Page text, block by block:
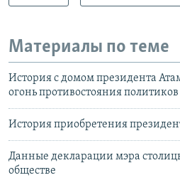
Материалы по теме
История с домом президента
огонь противостояния политиков
История приобретения
Данные декларации мэра
обществе